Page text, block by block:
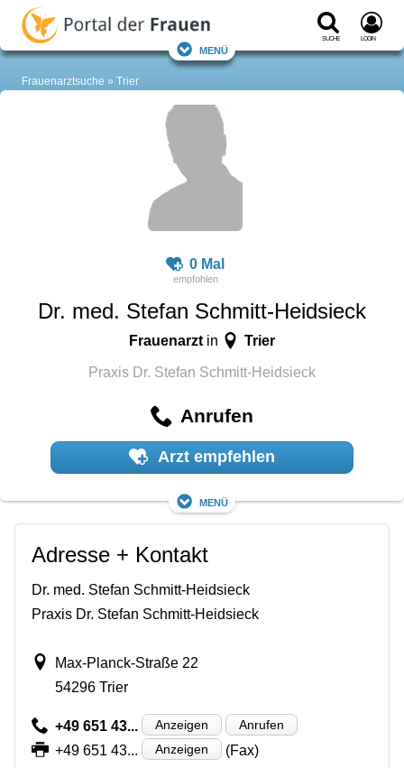
Suche Login
Menü
Frauenarztsuche Trier
0 Mal
Dr. med. Stefan Schmitt-Heidsieck
Frauenarztin Trier
Praxis Dr. Stefan Schmitt-Heidsieck
Anrufen
Arzt empfehlen
Menü
Adresse + Kontakt
Dr. med. Stefan Schmitt-Heidsieck
Praxis Dr. Stefan Schmitt-Heidsieck
Max-Planck-Straße 22
54296 Trier
+49 651 43... Anzeigen Anrufen
+49 651 43... Anzeigen (Fax)